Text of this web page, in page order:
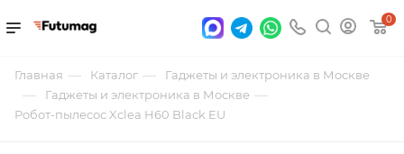
0
Главная — Каталог — Гаджеты и электроника в Москве
— Гаджеты и электроника в Москве —
Робот-пылесос Xclea H60 Black EU